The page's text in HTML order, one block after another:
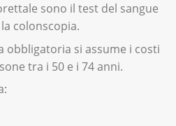
sono il test del sangue
colonscopia.
obbligatoria si assume i costi
tra i 50 e i 74 anni.